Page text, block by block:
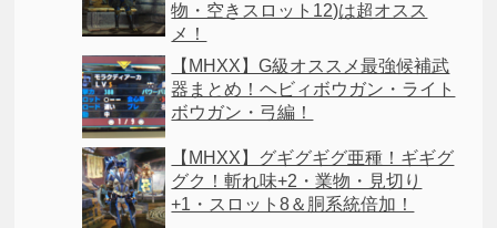
物・空きスロット12)は超オスス
メ！
【MHXX】G級オススメ最強候補武
器まとめ！ヘビィボウガン・ライト
ボウガン・弓編！
【MHXX】グギグギグ亜種！ギギグ
グク！斬れ味+2・業物・見切り
+1・スロット8＆胴系統倍加！